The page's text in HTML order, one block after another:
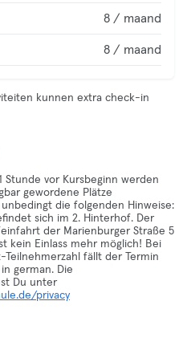
8 / maand
8 / maand
kunnen extra check-in
Stunde vor Kursbeginn werden
gewordene Plätze
die folgenden Hinweise:
sich im 2. Hinterhof. Der
der Marienburger Straße 5
kein Einlass mehr möglich! Bei
fällt der Termin
german. Die
Du unter
privacy